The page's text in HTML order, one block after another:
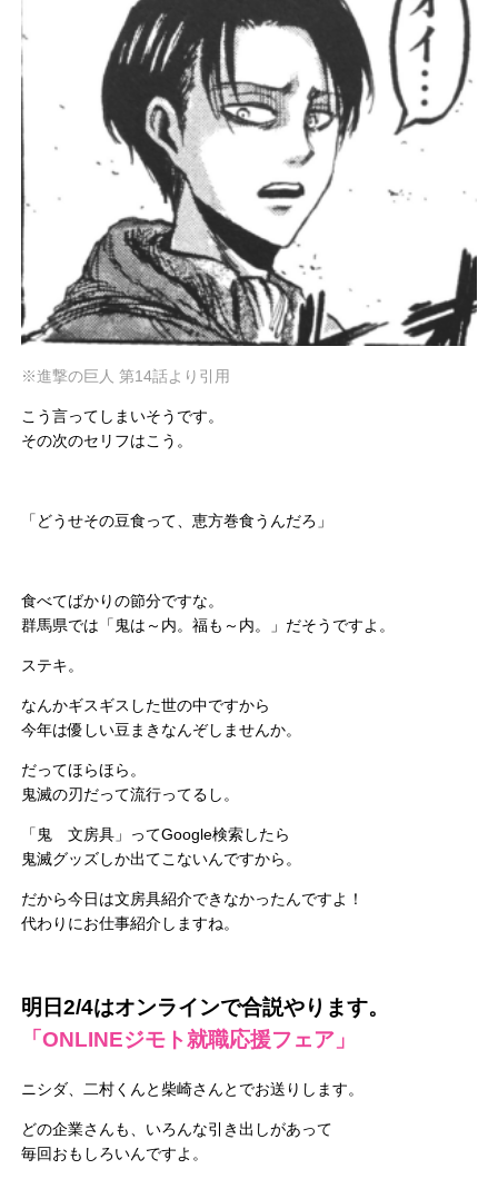
※進撃の巨人 第14話より引用
こう言ってしまいそうです。
その次のセリフはこう。
「どうせその豆食って、恵方巻食うんだろ」
食べてばかりの節分ですな。
群馬県では「鬼は～内。福も～内。」だそうですよ。
ステキ。
なんかギスギスした世の中ですから
今年は優しい豆まきなんぞしませんか。
だってほらほら。
鬼滅の刃だって流行ってるし。
「鬼 文房具」ってGoogle検索したら
鬼滅グッズしか出てこないんですから。
だから今日は文房具紹介できなかったんですよ！
代わりにお仕事紹介しますね。
明日2/4はオンラインで合説やります。
「ONLINEジモト就職応援フェア」
ニシダ、二村くんと柴崎さんとでお送りします。
どの企業さんも、いろんな引き出しがあって
毎回おもしろいんですよ。